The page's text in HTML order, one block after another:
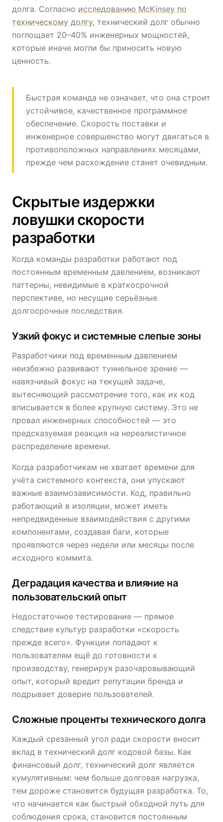
долга. Согласно исследованию McKinsey по
техническому долгу, технический долг обычно
поглощает 20–40% инженерных мощностей,
которые иначе могли бы приносить новую
ценность.
Быстрая команда не означает, что она строит
устойчивое, качественное программное
обеспечение. Скорость поставки и
инженерное совершенство могут двигаться в
противоположных направлениях месяцами,
прежде чем расхождение станет очевидным.
Скрытые издержки
ловушки скорости
разработки
Когда команды разработки работают под
постоянным временным давлением, возникают
паттерны, невидимые в краткосрочной
перспективе, но несущие серьёзные
долгосрочные последствия.
Узкий фокус и системные слепые зоны
Разработчики под временным давлением
неизбежно развивают туннельное зрение —
навязчивый фокус на текущей задаче,
вытесняющий рассмотрение того, как их код
вписывается в более крупную систему. Это не
провал инженерных способностей — это
предсказуемая реакция на нереалистичное
распределение времени.
Когда разработчикам не хватает времени для
учёта системного контекста, они упускают
важные взаимозависимости. Код, правильно
работающий в изоляции, может иметь
непредвиденные взаимодействия с другими
компонентами, создавая баги, которые
проявляются через недели или месяцы после
исходного коммита.
Деградация качества и влияние на
пользовательский опыт
Недостаточное тестирование — прямое
следствие культур разработки «скорость
прежде всего». Функции попадают к
пользователям ещё до готовности к
производству, генерируя разочаровывающий
опыт, который вредит репутации бренда и
подрывает доверие пользователей.
Сложные проценты технического долга
Каждый срезанный угол ради скорости вносит
вклад в технический долг кодовой базы. Как
финансовый долг, технический долг является
кумулятивным: чем больше долговая нагрузка,
тем дороже становится будущая разработка. То,
что начинается как быстрый обходной путь для
соблюдения срока, становится постоянным